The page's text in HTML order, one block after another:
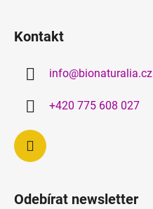
Kontakt
info@bionaturalia.cz
+420 775 608 027
Odebírat newsletter